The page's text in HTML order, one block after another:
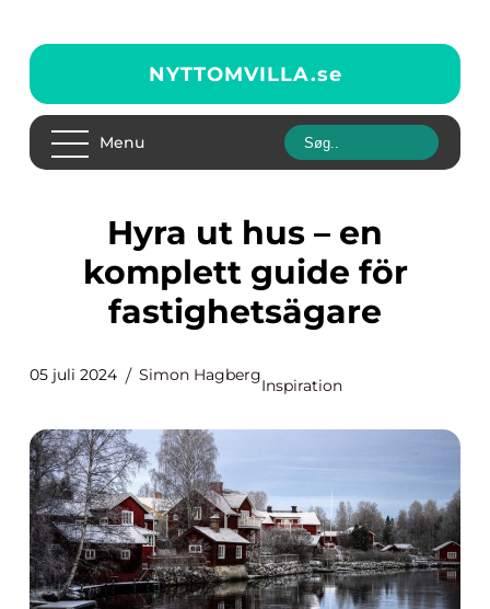
NYTTOMVILLA.se
Menu
Hyra ut hus – en
komplett guide för
fastighetsägare
05 juli 2024 Simon Hagberg
Inspiration